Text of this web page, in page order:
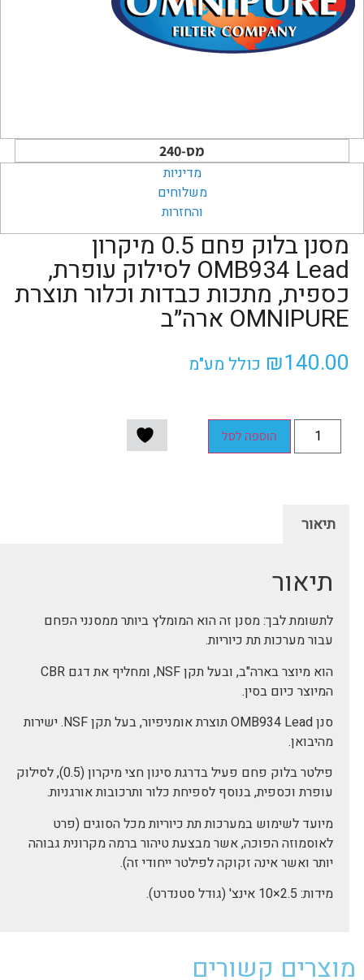
מס-240
מדיניות
משלוחים
והחזרות
מסנן בלוק פחם 0.5 מיקרון
OMB934 Lead לסילוק עופרת,
כספית, מתכות כבדות וכלור תוצרת
OMNIPURE ארה״ב
₪140.00 כולל מע"מ
הוספה לסל
תיאור
תיאור
לתשומת לבך: מסנן זה הוא המומלץ ביותר ממסנני הפחם
עבור מערכות תת כיוריות.
הוא מיוצר בארה"ב, ובעל תקן NSF, ומחליף את דגם CBR
המיוצר כיום בסין.
סנן OMB934 Lead תוצרת אומניפיור, בעל תקן NSF. ישירות
מהיבואן.
פילטר בלוק פחם פעיל בדרגת סינון חצי מיקרון (0.5), לסילוק
עופרת וכספית, בנוסף לספיחת כלור ותרכובות אורגניות.
מיועד לשימוש במערכות תת כיוריות מכל הסוגים (פרט
לאוסמוזה הפוכה, אשר מבצעת טיהור ברמה מקרונית גבוהה
יותר ואשר אינה זקוקה לפילטר ייחודי זה).
מידות: 2.5×10 אינצ' (גודל סטנדרט).
מוצרים קשורים